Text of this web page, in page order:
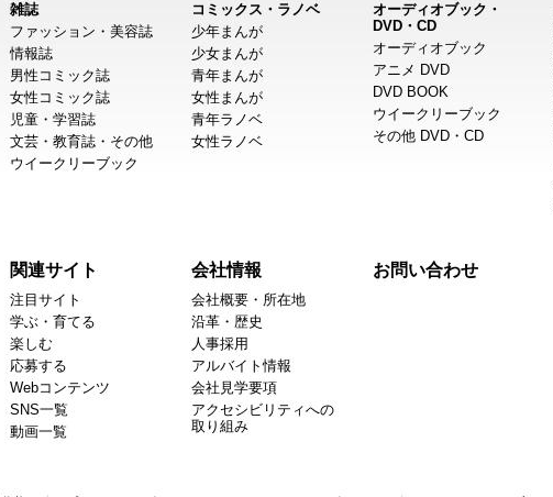
雑誌
ファッション・美容誌
情報誌
男性コミック誌
女性コミック誌
児童・学習誌
文芸・教育誌・その他
ウイークリーブック
コミックス・ラノベ
少年まんが
少女まんが
青年まんが
女性まんが
青年ラノベ
女性ラノベ
オーディオブック・
DVD・CD
オーディオブック
アニメ DVD
DVD BOOK
ウイークリーブック
その他 DVD・CD
関連サイト
注目サイト
学ぶ・育てる
楽しむ
応募する
Webコンテンツ
SNS一覧
動画一覧
会社情報
会社概要・所在地
沿革・歴史
人事採用
アルバイト情報
会社見学要項
アクセシビリティへの
取り組み
お問い合わせ